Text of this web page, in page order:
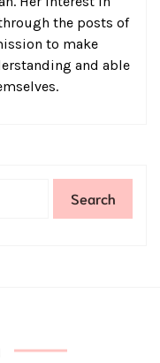
the posts of
to make
and able